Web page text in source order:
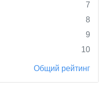
7
8
9
10
Общий рейтинг